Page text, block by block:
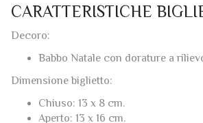
CARATTERISTICHE
Dimensione biglietto:
Chiuso: 13 x 8 cm.